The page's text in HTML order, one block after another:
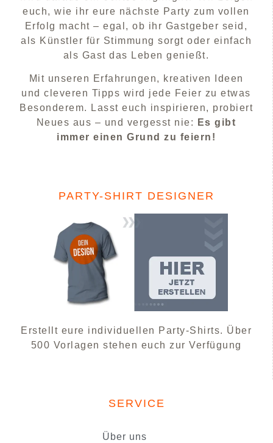
euch, wie ihr eure nächste Party zum vollen
Erfolg macht – egal, ob ihr Gastgeber seid,
als Künstler für Stimmung sorgt oder einfach
als Gast das Leben genießt.
Mit unseren Erfahrungen, kreativen Ideen
und cleveren Tipps wird jede Feier zu etwas
Besonderem. Lasst euch inspirieren, probiert
Neues aus – und vergesst nie:
Es gibt
immer einen Grund zu feiern!
PARTY-SHIRT DESIGNER
Erstellt eure individuellen Party-Shirts. Über
500 Vorlagen stehen euch zur Verfügung
SERVICE
Über uns